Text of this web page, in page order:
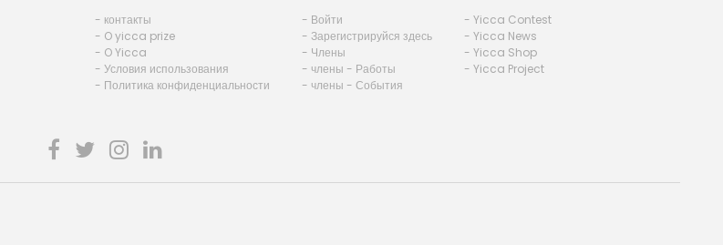
- контакты
- O yicca prize
- O Yicca
- Условия использования
- Политика конфиденциальности
- Войти
- Зарегистрируйся здесь
- Члены
- члены - Работы
- члены - События
- Yicca Contest
- Yicca News
- Yicca Shop
- Yicca Project